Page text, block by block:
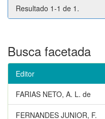
Resultado 1-1 de 1.
Busca facetada
Editor
FARIAS NETO, A. L. de
FERNANDES JUNIOR, F.